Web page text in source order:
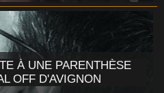
À UNE PARENTHÈSE
OFF D'AVIGNON